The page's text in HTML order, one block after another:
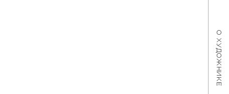
О ХУДОЖНИКЕ